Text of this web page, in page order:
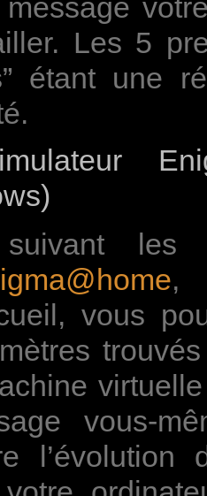
Les 5
étant une
,
vous
vous-
l’évolution